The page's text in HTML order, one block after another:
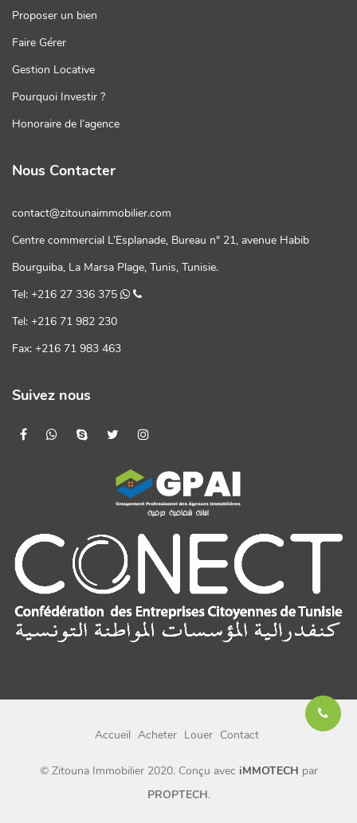
Proposer un bien
Faire Gérer
Gestion Locative
Pourquoi Investir ?
Honoraire de l’agence
Nous Contacter
contact@zitounaimmobilier.com
Centre commercial L’Esplanade, Bureau n° 21, avenue Habib
Bourguiba, La Marsa Plage, Tunis, Tunisie.
Tel: +216 27 336 375
Tel: +216 71 982 230
Fax: +216 71 983 463
Suivez nous
Accueil Acheter Louer Contact
© Zitouna Immobilier 2020. Conçu avec iMMOTECH par
PROPTECH.